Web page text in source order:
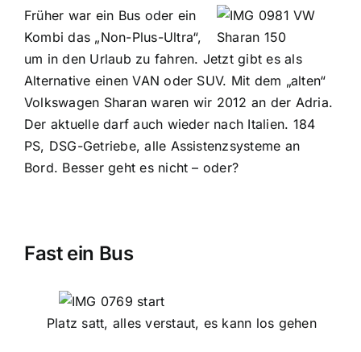
Früher war ein Bus oder ein
Kombi das „Non-Plus-Ultra“,
um in den Urlaub zu fahren. Jetzt gibt es als
Alternative einen VAN oder SUV. Mit dem „alten“
Volkswagen Sharan waren wir 2012 an der Adria.
Der aktuelle darf auch wieder nach Italien. 184
PS, DSG-Getriebe, alle Assistenzsysteme an
Bord. Besser geht es nicht – oder?
Fast ein Bus
Platz satt, alles verstaut, es kann los gehen